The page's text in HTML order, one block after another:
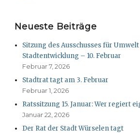
Neueste Beiträge
Sitzung des Ausschusses für
Stadtentwicklung – 10. Februar
Februar 7, 2026
Stadtrat tagt am 3. Februar
Februar 1, 2026
Ratssitzung 15. Januar: Wer regiert
Januar 22, 2026
Der Rat der Stadt Würselen tagt